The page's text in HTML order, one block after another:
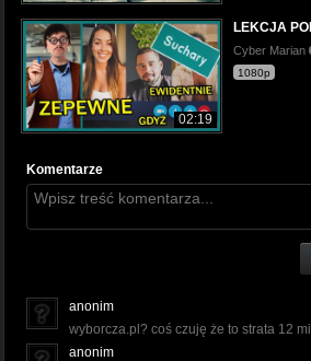
02:19
LEKCJA
Cyber Marian
1080p
Komentarze
anonim
wyborcza.pl? coś czuję że to strata 12
anonim